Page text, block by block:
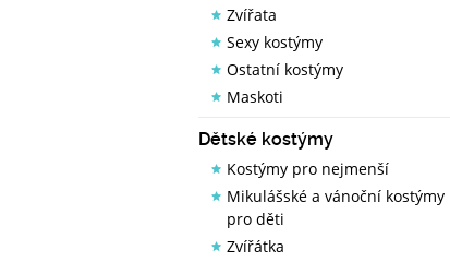
Zvířata
Sexy kostýmy
Ostatní kostýmy
Maskoti
Dětské kostýmy
Kostýmy pro nejmenší
Mikulášské a vánoční kostýmy
pro děti
Zvířátka